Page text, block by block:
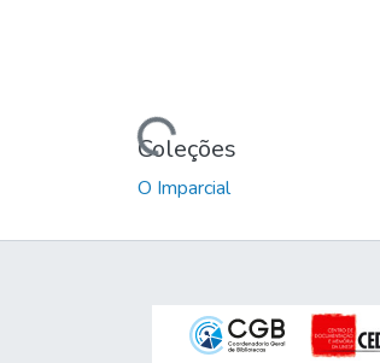
Carregando...Coleções
O Imparcial